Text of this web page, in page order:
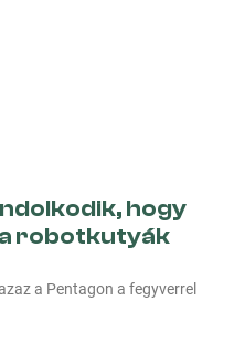
hogy
robotkutyák
a Pentagon a fegyverrel